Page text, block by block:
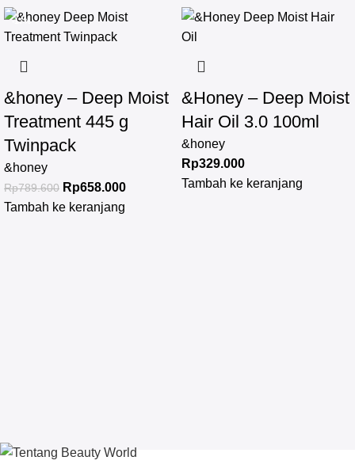
-17%
&honey – Deep Moist
Treatment 445 g
Twinpack
&honey
Rp789.600 Rp658.000
Tambah ke keranjang
&Honey – Deep Moist
Hair Oil 3.0 100ml
&honey
Rp329.000
Tambah ke keranjang